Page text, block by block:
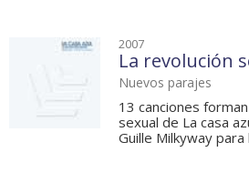
2007
La revolución
Nuevos parajes
13 canciones
sexual de La casa
Guille Milkyway